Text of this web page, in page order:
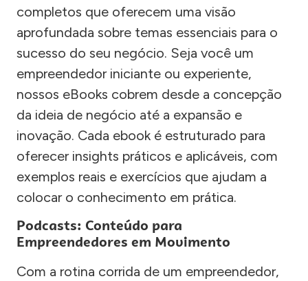
completos que oferecem uma visão
aprofundada sobre temas essenciais para o
sucesso do seu negócio. Seja você um
empreendedor iniciante ou experiente,
nossos eBooks cobrem desde a concepção
da ideia de negócio até a expansão e
inovação. Cada ebook é estruturado para
oferecer insights práticos e aplicáveis, com
exemplos reais e exercícios que ajudam a
colocar o conhecimento em prática.
Podcasts: Conteúdo para
Empreendedores em Movimento
Com a rotina corrida de um empreendedor,